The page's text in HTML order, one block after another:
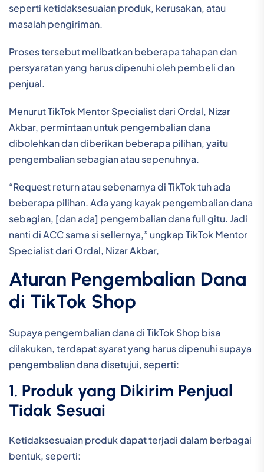
seperti ketidaksesuaian produk, kerusakan, atau
masalah pengiriman.
Proses tersebut melibatkan beberapa tahapan dan
persyaratan yang harus dipenuhi oleh pembeli dan
penjual.
Menurut TikTok Mentor Specialist dari Ordal, Nizar
Akbar, permintaan untuk pengembalian dana
dibolehkan dan diberikan beberapa pilihan, yaitu
pengembalian sebagian atau sepenuhnya.
“Request return atau sebenarnya di TikTok tuh ada
beberapa pilihan. Ada yang kayak pengembalian dana
sebagian, [dan ada] pengembalian dana full gitu. Jadi
nanti di ACC sama si sellernya,” ungkap TikTok Mentor
Specialist dari Ordal, Nizar Akbar,
Aturan Pengembalian Dana
di TikTok Shop
Supaya pengembalian dana di TikTok Shop bisa
dilakukan, terdapat syarat yang harus dipenuhi supaya
pengembalian dana disetujui, seperti:
1. Produk yang Dikirim Penjual
Tidak Sesuai
Ketidaksesuaian produk dapat terjadi dalam berbagai
bentuk, seperti: